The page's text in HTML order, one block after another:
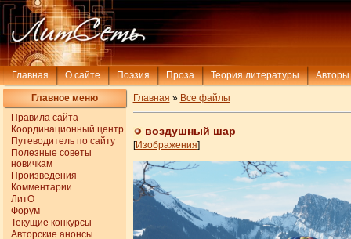
Главная О сайте Поэзия Проза Теория литературы Авторы
Главное меню
Правила сайта
Координационный центр
Путеводитель по сайту
Полезные советы
новичкам
Произведения
Комментарии
ЛитО
Форум
Текущие конкурсы
Авторские анонсы
Главная » Все файлы
воздушный шар
[Изображения]